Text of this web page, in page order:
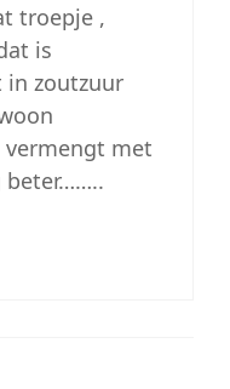
troepje ,
is
zoutzuur
met
beter……..